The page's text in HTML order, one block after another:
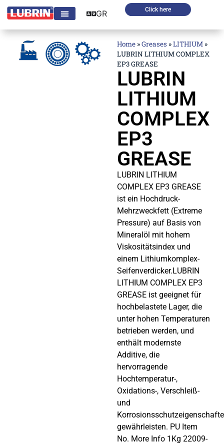
Click here
GR
Home »Greases »LITHIUM »
LUBRIN LITHIUM COMPLEX
EP3 GREASE
LUBRIN
LITHIUM
COMPLEX
EP3
GREASE
LUBRIN LITHIUM
COMPLEX EP3 GREASE
ist ein Hochdruck-
Mehrzweckfett (Extreme
Pressure) auf Basis von
Mineralöl mit hohem
Viskositätsindex und
einem Lithiumkomplex-
Seifenverdicker.LUBRIN
LITHIUM COMPLEX EP3
GREASE ist geeignet für
hochbelastete Lager, die
unter hohen Temperaturen
betrieben werden, und
enthält modernste
Additive, die
hervorragende
Hochtemperatur-,
Oxidations-, Verschleiß-
und
gewährleisten. PU Item
No. More Info 1Kg 22009-